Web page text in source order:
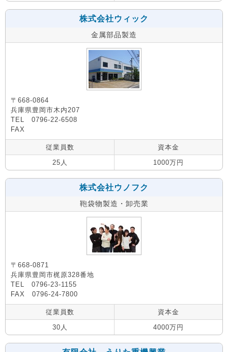
株式会社ウィック
金属部品製造
〒668-0864
兵庫県豊岡市木内207
TEL 0796-22-6508
FAX
従業員数
資本金
25人
1000万円
株式会社ウノフク
鞄袋物製造・卸売業
〒668-0871
兵庫県豊岡市梶原328番地
TEL 0796-23-1155
FAX 0796-24-7800
従業員数
資本金
30人
4000万円